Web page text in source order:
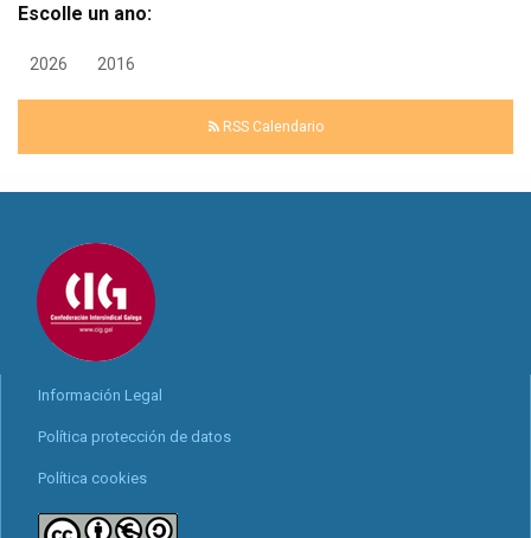
Escolle un ano:
2026 2016
RSS Calendario
Información Legal
Política protección de datos
Política cookies